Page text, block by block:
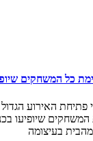
פתיחת האירוע הגדול
בעיצומה